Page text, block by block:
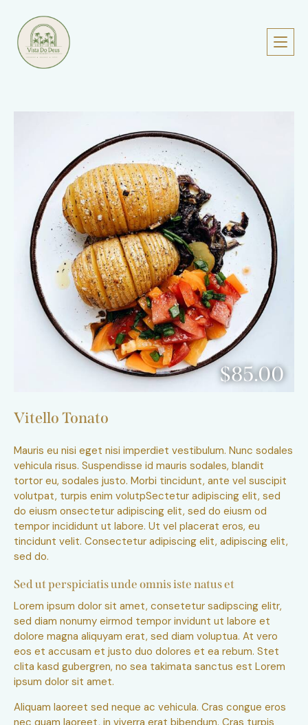
$85.00
Vitello Tonato
Mauris eu nisi eget nisi imperdiet vestibulum. Nunc sodales
vehicula risus. Suspendisse id mauris sodales, blandit
tortor eu, sodales justo. Morbi tincidunt, ante vel suscipit
volutpat, turpis enim volutpSectetur adipiscing elit, sed
do eiusm onsectetur adipiscing elit, sed do eiusm od
tempor incididunt ut labore. Ut vel placerat eros, eu
tincidunt velit. Consectetur adipiscing elit, adipiscing elit,
sed do.
Sed ut perspiciatis unde omnis iste natus et
Lorem ipsum dolor sit amet, consetetur sadipscing elitr,
sed diam nonumy eirmod tempor invidunt ut labore et
dolore magna aliquyam erat, sed diam voluptua. At vero
eos et accusam et justo duo dolores et ea rebum. Stet
clita kasd gubergren, no sea takimata sanctus est Lorem
ipsum dolor sit amet.
Aliquam laoreet sed neque ac vehicula. Cras congue eros
nec quam laoreet, in viverra erat bibendum. Cras turpis